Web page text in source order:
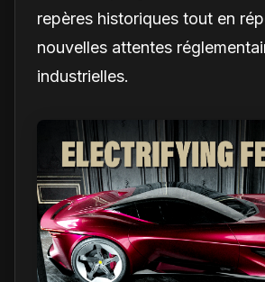
repères historiques tout en
nouvelles attentes
industrielles.